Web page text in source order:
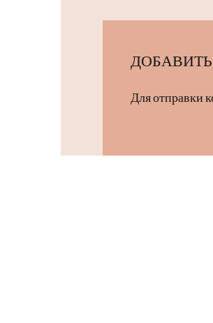
Для отправки